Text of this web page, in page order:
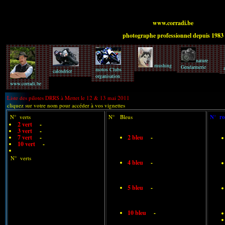
www.corradi.be
photographe professionnel depuis 1983
www.corradi.be
calendrier
motos Clubs
organisation
mushing
nature
Gendarmerie
Liste des pilotes DRRS à Mettet le 12 & 13 mai 2011
cliquez sur votre nom pour accéder à vos vignettes
N° verts
2 vert -
3 vert -
7 vert -
10 vert -
N° verts
N° Bleus
2 bleu -
4 bleu -
5 bleu -
10 bleu -
N°